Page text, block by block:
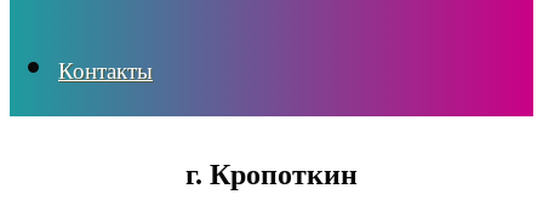
Контакты
г. Кропоткин